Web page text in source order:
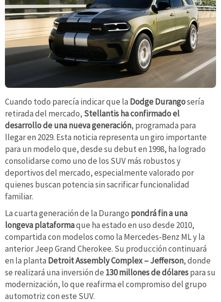
Cuando todo parecía indicar que la Dodge Durangosería
retirada del mercado, Stellantis ha confirmado el
desarrollo de una nueva generación, programada para
llegar en 2029. Esta noticia representa un giro importante
para un modelo que, desde su debut en 1998, ha logrado
consolidarse como uno de los SUV más robustos y
deportivos del mercado, especialmente valorado por
quienes buscan potencia sin sacrificar funcionalidad
familiar.
La cuarta generación de la Durango pondrá fin a una
longeva plataformaque ha estado en uso desde 2010,
compartida con modelos como la Mercedes-Benz ML y la
anterior Jeep Grand Cherokee. Su producción continuará
en la planta Detroit Assembly Complex – Jefferson, donde
se realizará una inversión de 130 millones de dólarespara su
modernización, lo que reafirma el compromiso del grupo
automotriz con este SUV.